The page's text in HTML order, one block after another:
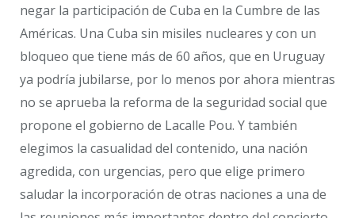
negar la participación de Cuba en la Cumbre de las
Américas. Una Cuba sin misiles nucleares y con un
bloqueo que tiene más de 60 años, que en Uruguay
ya podría jubilarse, por lo menos por ahora mientras
no se aprueba la reforma de la seguridad social que
propone el gobierno de Lacalle Pou. Y también
elegimos la casualidad del contenido, una nación
agredida, con urgencias, pero que elige primero
saludar la incorporación de otras naciones a una de